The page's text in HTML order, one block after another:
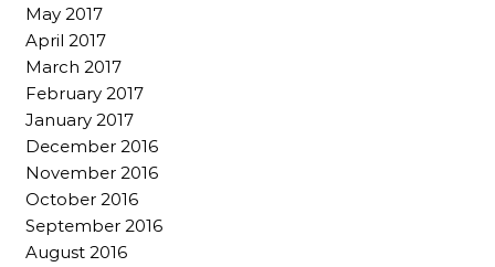
May 2017
April 2017
March 2017
February 2017
January 2017
December 2016
November 2016
October 2016
September 2016
August 2016